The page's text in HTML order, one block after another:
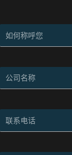
测量传送带上物